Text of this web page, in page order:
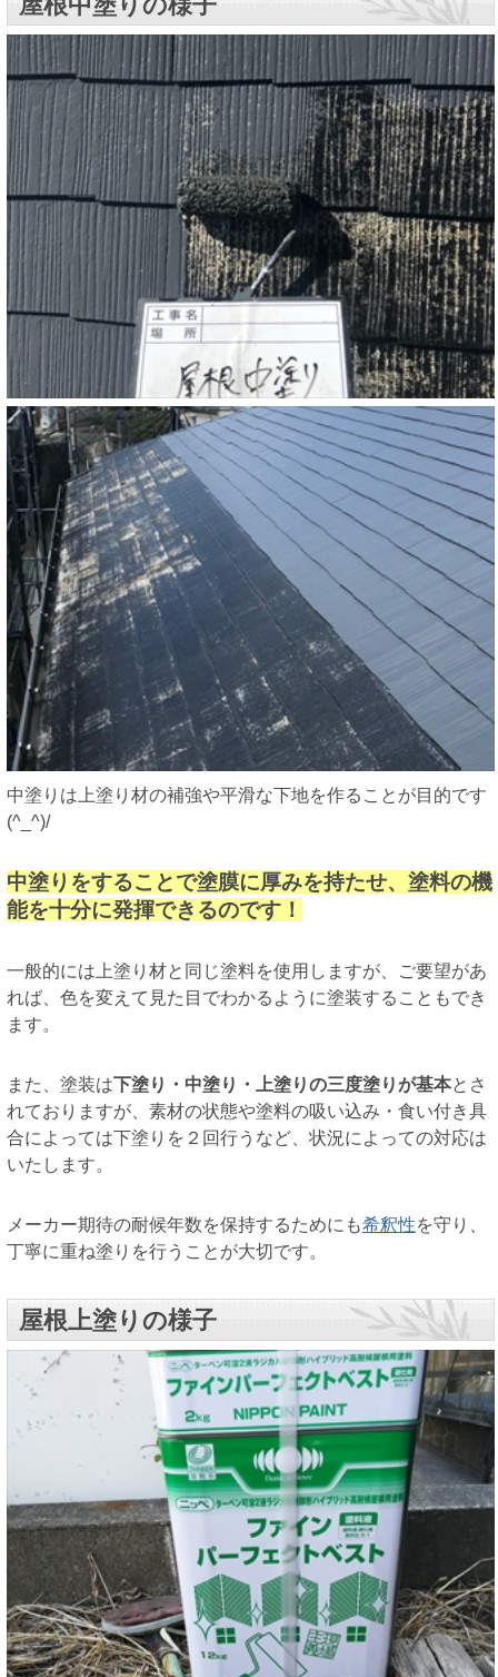
中塗りは上塗り材の補強や平滑な下地を作ることが目的です
(^_^)/
中塗りをすることで塗膜に厚みを持たせ、塗料の機
能を十分に発揮できるのです！
一般的には上塗り材と同じ塗料を使用しますが、ご要望があ
れば、色を変えて見た目でわかるように塗装することもでき
ます。
また、塗装は下塗り・中塗り・上塗りの三度塗りが基本とさ
れておりますが、素材の状態や塗料の吸い込み・食い付き具
合によっては下塗りを２回行うなど、状況によっての対応は
いたします。
メーカー期待の耐候年数を保持するためにも希釈性を守り、
丁寧に重ね塗りを行うことが大切です。
屋根上塗りの様子